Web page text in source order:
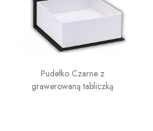
Pudełko Czarne z
grawerowaną tabliczką